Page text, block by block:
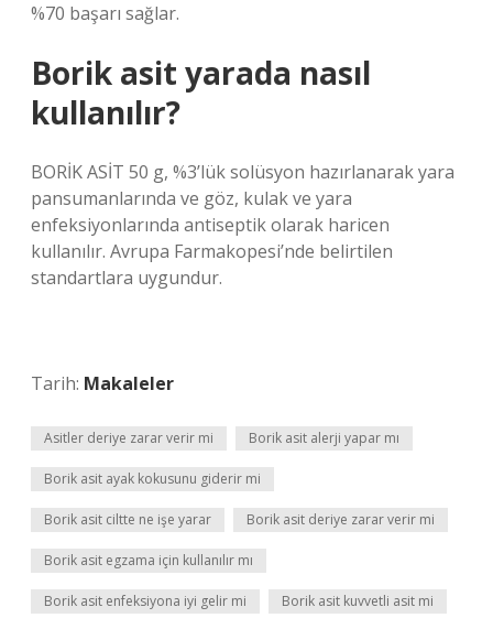
%70 başarı sağlar.
Borik asit yarada nasıl
kullanılır?
BORİK ASİT 50 g, %3’lük solüsyon hazırlanarak yara
pansumanlarında ve göz, kulak ve yara
enfeksiyonlarında antiseptik olarak haricen
kullanılır. Avrupa Farmakopesi’nde belirtilen
standartlara uygundur.
Tarih: Makaleler
Asitler deriye zarar verir mi Borik asit alerji yapar mı
Borik asit ayak kokusunu giderir mi
Borik asit ciltte ne işe yarar Borik asit deriye zarar verir mi
Borik asit egzama için kullanılır mı
Borik asit enfeksiyona iyi gelir mi Borik asit kuvvetli asit mi